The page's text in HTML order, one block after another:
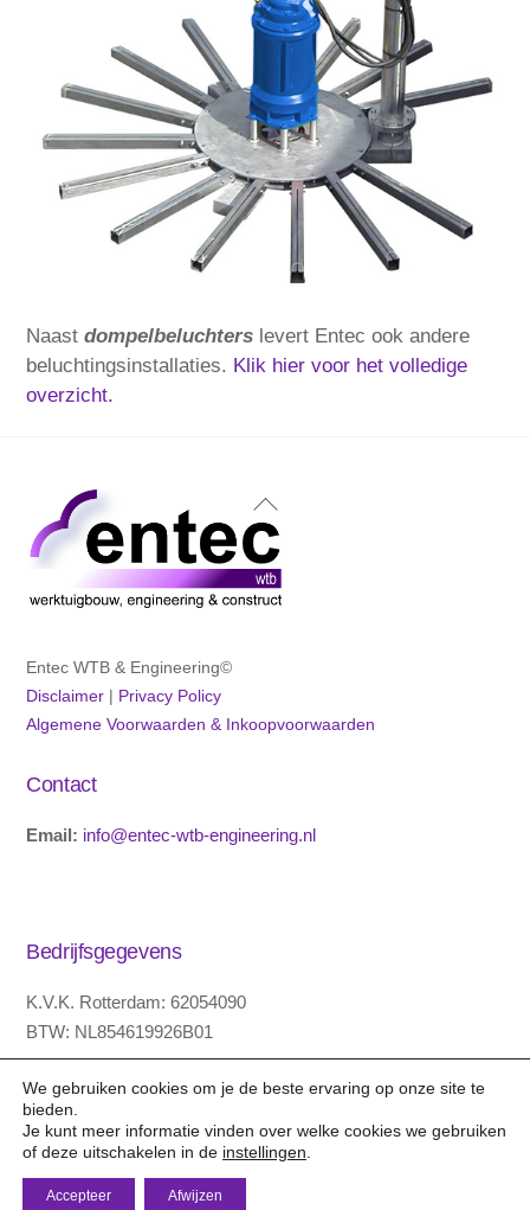
Naastdompelbeluchters levert Entec ook andere
beluchtingsinstallaties. Klik hier voor het volledige
overzicht.
Back
To
Top
Entec WTB & Engineering©
Disclaimer
Privacy Policy
Algemene Voorwaarden & Inkoopvoorwaarden
Contact
Email: info@entec-wtb-engineering.nl
Bedrijfsgegevens
K.V.K. Rotterdam: 62054090
BTW: NL854619926B01
KNAB bank 28.34.96.517
IBAN code NL89KNAB0283496517
BIC code KNABNL2H
We gebruiken cookies om je de beste ervaring op onze site te
bieden.
Je kunt meer informatie vinden over welke cookies we gebruiken
of deze uitschakelen in de instellingen
Accepteer Afwijzen